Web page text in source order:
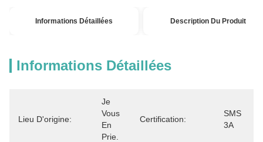
Informations Détaillées Description Du Produit
Informations Détaillées
Lieu D'origine:
Je
Vous
En
Prie.
Certification:
SMS
3A